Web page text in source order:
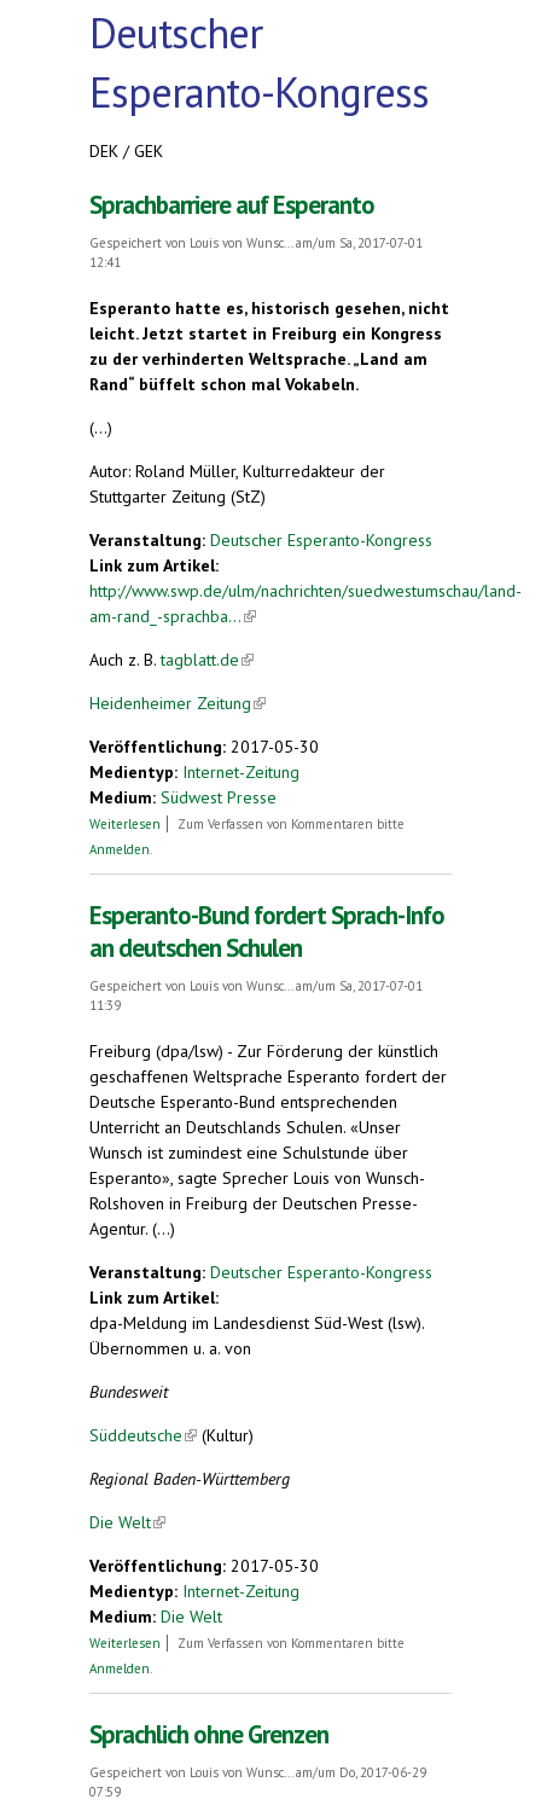
Deutscher
Esperanto-Kongress
DEK / GEK
Sprachbarriere auf Esperanto
Gespeichert von Louis von Wunsc...
am/um Sa, 2017-07-01
12:41
Esperanto hatte es, historisch gesehen, nicht
leicht. Jetzt startet in Freiburg ein Kongress
zu der verhinderten Weltsprache. „Land am
Rand“ büffelt schon mal Vokabeln.
(...)
Autor: Roland Müller, Kulturredakteur der
Stuttgarter Zeitung (StZ)
Veranstaltung: Deutscher Esperanto-Kongress
Link zum Artikel:
http://www.swp.de/ulm/nachrichten/suedwestumschau/land-
am-rand_-sprachba...(link is external)
Auch z. B.tagblatt.de(link is external)
Heidenheimer Zeitung(link is external)
Veröffentlichung: 2017-05-30
Medientyp: Internet-Zeitung
Medium: Südwest Presse
Weiterlesen über Sprachbarriere auf Esperanto
Zum Verfassen von Kommentaren bitte
Anmelden
Esperanto-Bund fordert Sprach-Info
an deutschen Schulen
Gespeichert von Louis von Wunsc...
am/um Sa, 2017-07-01
11:39
Freiburg (dpa/lsw) - Zur Förderung der künstlich
geschaffenen Weltsprache Esperanto fordert der
Deutsche Esperanto-Bund entsprechenden
Unterricht an Deutschlands Schulen. «Unser
Wunsch ist zumindest eine Schulstunde über
Esperanto», sagte Sprecher Louis von Wunsch-
Rolshoven in Freiburg der Deutschen Presse-
Agentur. (...)
Veranstaltung: Deutscher Esperanto-Kongress
Link zum Artikel:
dpa-Meldung im Landesdienst Süd-West (lsw).
Übernommen u. a. von
Bundesweit
Süddeutsche(link is external)
(Kultur)
Regional Baden-Württemberg
Die Welt(link is external)
Veröffentlichung: 2017-05-30
Medientyp: Internet-Zeitung
Medium: Die Welt
Weiterlesen über Esperanto-Bund fordert Sprach-Info an
Zum Verfassen von Kommentaren bitte
Anmelden
Sprachlich ohne Grenzen
Gespeichert von Louis von Wunsc...
am/um Do, 2017-06-29
07:59